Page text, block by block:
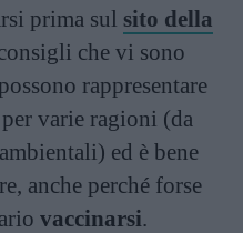
prima sul sito della
che vi sono
rappresentare
per varie ragioni (da
ed è bene
anche perché forse
vaccinarsi.